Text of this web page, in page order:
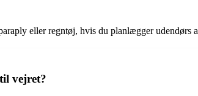
eller regntøj, hvis du planlægger udendørs
vejret?